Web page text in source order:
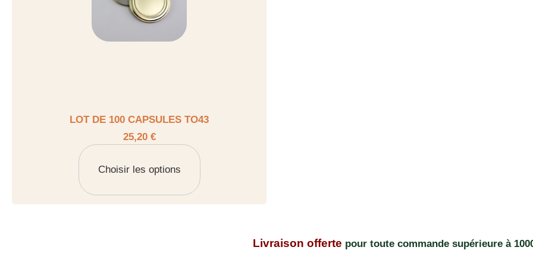
LOT DE 100 CAPSULES TO43
25,20 €
Choisir les options
Livraison offerte pour toute commande supérieure à